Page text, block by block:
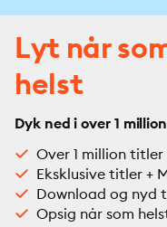
Lyt når
helst
Dyk ned i over 1
Over 1 million titler
Eksklusive titler +
Download og nyd
Opsig når som